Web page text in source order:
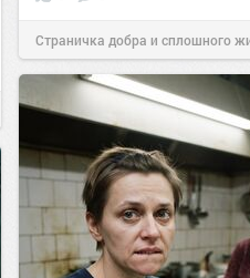
Страничка добра и сплошного
позитива!11:38Сегодня